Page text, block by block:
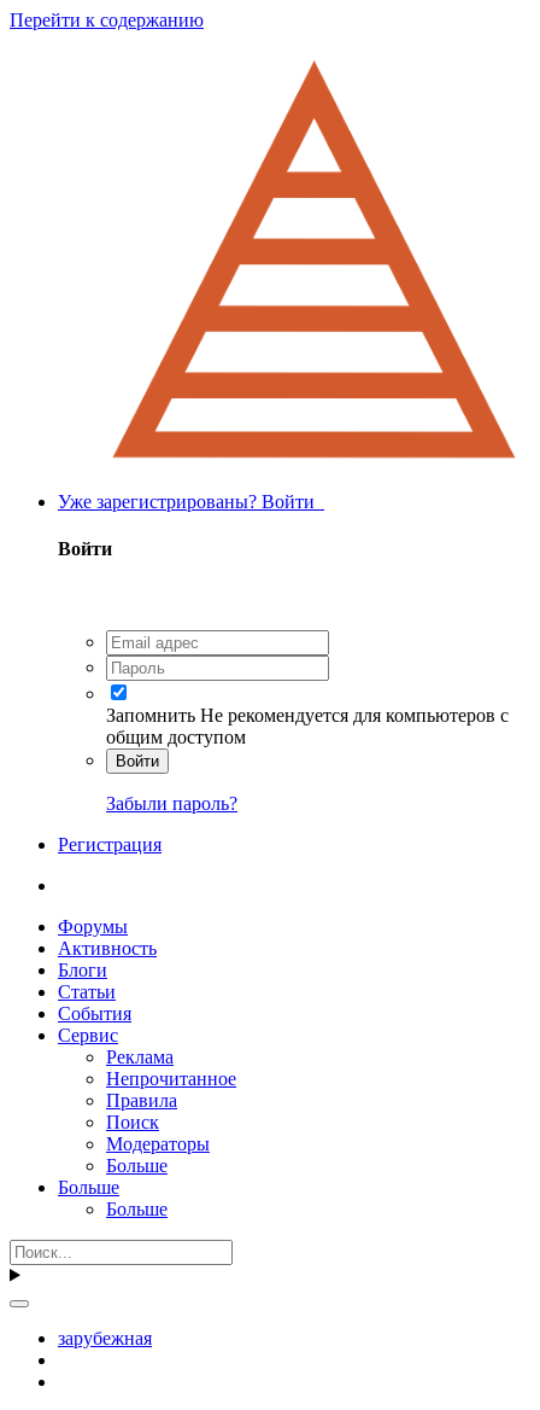
Перейти к содержанию
Уже зарегистрированы? Войти
Войти
Запомнить Не рекомендуется для компьютеров с
общим доступом
Войти
Забыли пароль?
Регистрация
Форумы
Активность
Блоги
Статьи
События
Сервис
Реклама
Непрочитанное
Правила
Поиск
Модераторы
Больше
Больше
Больше
зарубежная